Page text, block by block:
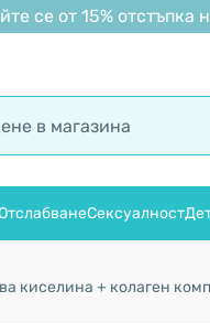
се от 15% отстъпка
Сексуалност
киселина + колаген